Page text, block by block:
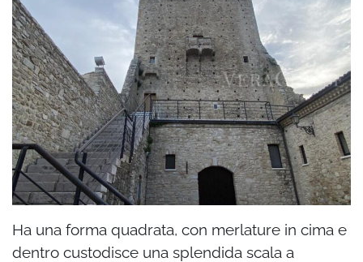
Ha una forma quadrata, con merlature in cima e
dentro custodisce una splendida scala a